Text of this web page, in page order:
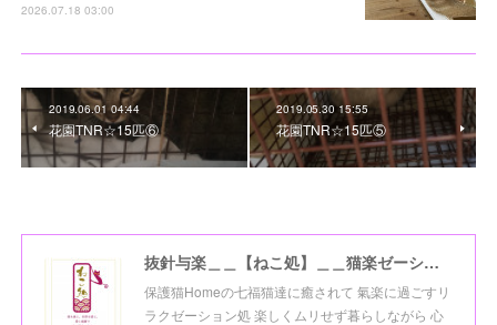
2026.07.18 03:00
2019.06.01 04:44
花園TNR☆15匹⑥
2019.05.30 15:55
花園TNR☆15匹⑤
抜針与楽＿＿【ねこ処】＿＿猫楽ゼーションHome☆
保護猫Homeの七福猫達に癒されて 氣楽に過ごすリ
ラクゼーション処 楽しくムリせず暮らしながら 心